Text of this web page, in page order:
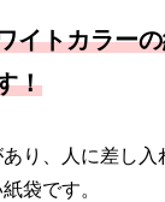
イトカラー
！
り、人に差し
袋です。